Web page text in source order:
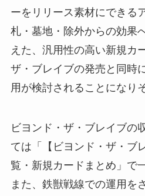
ーをリリース素材にできる
札・墓地・除外からの効果
えた、汎用性の高い新規カ
ザ・ブレイブの発売と同時
用が検討されることになり
ビヨンド・ザ・ブレイブの
ては「【ビヨンド・ザ・ブ
覧・新規カードまとめ」で
また、鉄獣戦線での運用を